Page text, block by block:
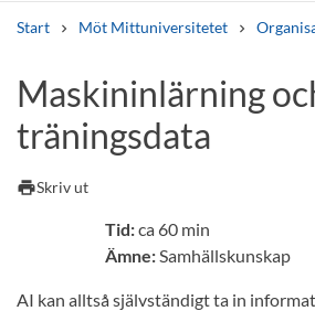
Start Möt Mittuniversitetet
Andra söktjänster
Kurser och programKursplaner
Lediga jobb
Maskininlärning
träningsdata
printSkriv ut
Tid:ca 60 min
Ämne:Samhällskunskap
AI kan alltså självständigt ta in